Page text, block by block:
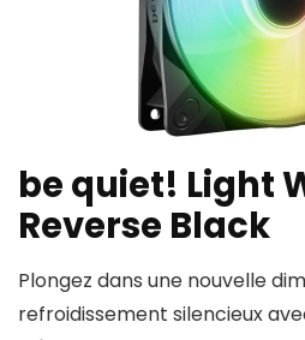
be quiet! Light
Reverse Black
Plongez dans une nouvelle
refroidissement silencieux